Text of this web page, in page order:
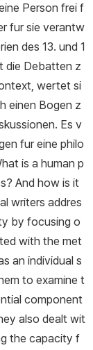
Person frei f
fur sie verantw
des 13. und 1
die Debatten z
wertet si
einen Bogen z
Es v
fur eine philo
is a human p
And how is it
writers addres
by focusing o
with the met
an individual s
to examine t
component
also dealt wit
the capacity f